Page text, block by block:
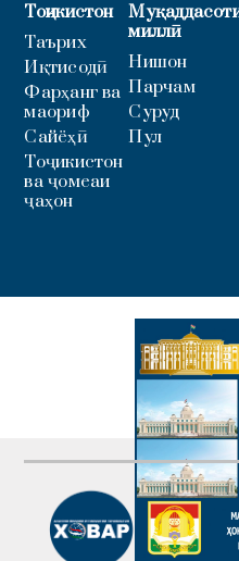
Тоҷикистон
Таърих
Иқтисодӣ
Фарҳанг ва
маориф
Сайёҳӣ
Тоҷикистон
ва ҷомеаи
ҷаҳон
миллӣ
Нишон
Парчам
Суруд
Пул